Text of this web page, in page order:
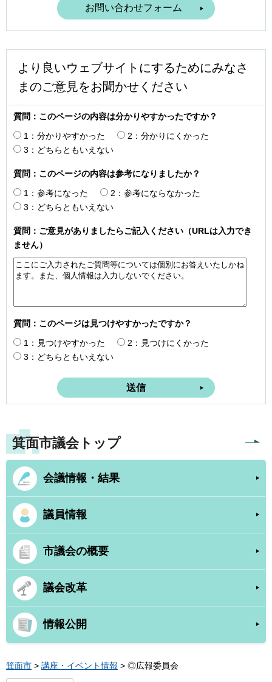
より良いウェブサイトにするためにみなさ
まのご意見をお聞かせください
質問：このページの内容は分かりやすかったですか？
1：分かりやすかった
2：分かりにくかった
3：どちらともいえない
質問：このページの内容は参考になりましたか？
1：参考になった
2：参考にならなかった
3：どちらともいえない
質問：ご意見がありましたらご記入ください（URLは入力でき
ません）
質問：このページは見つけやすかったですか？
1：見つけやすかった
2：見つけにくかった
3：どちらともいえない
箕面市議会トップ
会議情報・結果
議員情報
市議会の概要
議会改革
情報公開
箕面市 > 講座・イベント情報 > ◎広報委員会